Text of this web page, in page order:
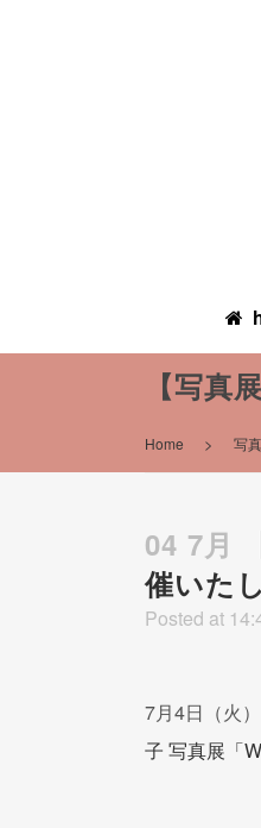
【写真
Home > 写
04 7月
催いた
Posted at
7月4日（火
子 写真展「